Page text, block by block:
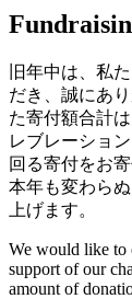
旧年中は、私
だき、誠にあ
た寄付額合計
レブレーショ
回る寄付をお
本年も変わら
上げます。
We would like to
support of our
amount of